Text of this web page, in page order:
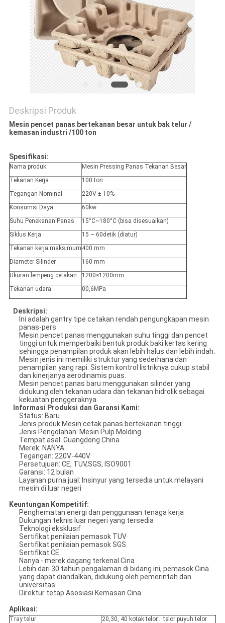
Deskripsi Produk
Mesin pencet panas bertekanan besar untuk bak telur /
kemasan industri /100 ton
Spesifikasi:
Nama produk
Mesin Pressing Panas Tekanan Besar
Tekanan Kerja
100 ton
Tegangan Nominal
220V ± 10%
Konsumsi Daya
60kw
Suhu Penekanan Panas
15°C~180°C (bisa disesuaikan)
Siklus Kerja
15 ~ 60detik (diatur)
Tekanan kerja maksimum 400 mm
Diameter Silinder
160 mm
Ukuran lempeng cetakan
1200×1200mm
Tekanan udara
00,6MPa
Deskripsi:
Ini adalah gantry tipe cetakan rendah pengungkapan mesin
panas-pers
Mesin pencet panas menggunakan suhu tinggi dan pencet
tinggi untuk memperbaiki bentuk produk baki kertas kering
sehingga penampilan produk akan lebih halus dan lebih indah.
Mesin jenis ini memiliki struktur yang sederhana dan
penampilan yang rapi. Sistem kontrol listriknya cukup stabil
dan kinerjanya aerodinamis puas.
Mesin pencet panas baru menggunakan silinder yang
didukung oleh tekanan udara dan tekanan hidrolik sebagai
kekuatan penggeraknya.
Informasi Produksi dan Garansi Kami:
Status: Baru
Jenis produk:Mesin cetak panas bertekanan tinggi
Jenis Pengolahan: Mesin Pulp Molding
Tempat asal: Guangdong China
Merek: NANYA
Tegangan: 220V-440V
Persetujuan: CE, TUV,SGS, ISO9001
Garansi: 12 bulan
Layanan purna jual: Insinyur yang tersedia untuk melayani
mesin di luar negeri
Keuntungan Kompetitif:
Penghematan energi dan penggunaan tenaga kerja
Dukungan teknis luar negeri yang tersedia
Teknologi eksklusif
Sertifikat penilaian pemasok TUV
Sertifikat penilaian pemasok SGS
Sertifikat CE
Nanya - merek dagang terkenal Cina
Lebih dari 30 tahun pengalaman di bidang ini, pemasok Cina
yang dapat diandalkan, didukung oleh pemerintah dan
universitas.
Direktur tetap Asosiasi Kemasan Cina
Aplikasi:
Tray telur 20,30, 40 kotak telor... telor puyuh telor